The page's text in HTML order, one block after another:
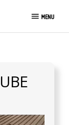
MENU
MENU